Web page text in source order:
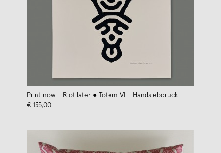
Print now - Riot later ● Totem VI - Handsiebdruck
€ 135,00